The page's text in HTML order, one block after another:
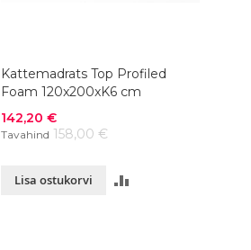
Kattemadrats Top Profiled
Foam 120x200xK6 cm
Soodushind
142,20 €
Tavahind 158,00 €
Lisa ostukorvi